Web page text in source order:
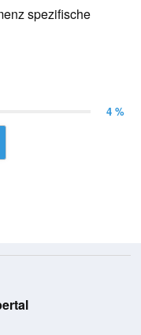
spezifische
4 %